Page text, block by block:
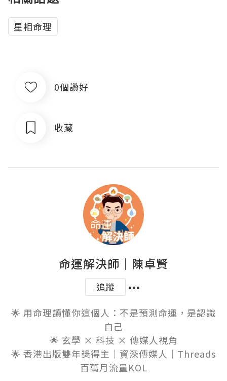
星相命理
0個讚好
收藏
命運解決師｜陳卓賢
追蹤
🌟 用命理讀懂你這個人：不是預測命運，是認識
自己
🌟 玄學 × 科技 × 傳媒人視角
🌟 香港出版雙年獎得主｜資深傳媒人｜Threads
百萬月流量KOL